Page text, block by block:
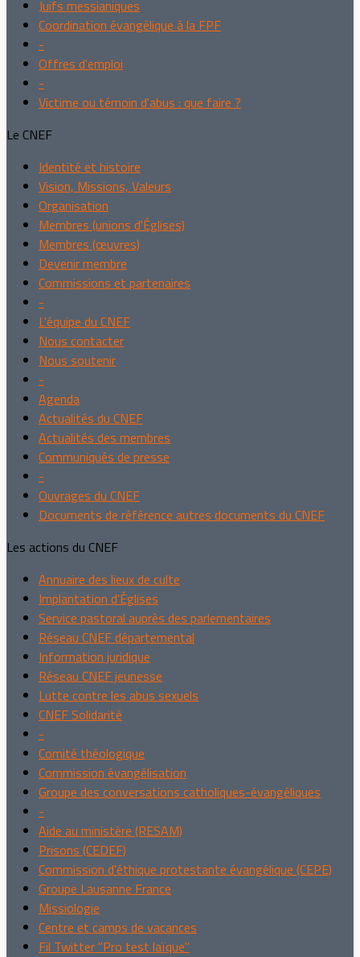
Juifs messianiques
Coordination évangélique à la FPF
-
Offres d'emploi
-
Victime ou témoin d'abus : que faire ?
Le CNEF
Identité et histoire
Vision, Missions, Valeurs
Organisation
Membres (unions d'Églises)
Membres (œuvres)
Devenir membre
Commissions et partenaires
-
L'équipe du CNEF
Nous contacter
Nous soutenir
-
Agenda
Actualités du CNEF
Actualités des membres
Communiqués de presse
-
Ouvrages du CNEF
Documents de référence autres documents du CNEF
Les actions du CNEF
Annuaire des lieux de culte
Implantation d'Églises
Service pastoral auprès des parlementaires
Réseau CNEF départemental
Information juridique
Réseau CNEF jeunesse
Lutte contre les abus sexuels
CNEF Solidarité
-
Comité théologique
Commission évangélisation
Groupe des conversations catholiques-évangéliques
-
Aide au ministère (RESAM)
Prisons (CEDEF)
Commission d'éthique protestante évangélique (CEPE)
Groupe Lausanne France
Missiologie
Centre et camps de vacances
Fil Twitter "Pro test laïque"